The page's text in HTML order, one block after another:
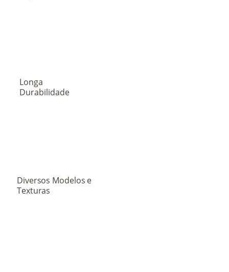
Longa
Durabilidade
Diversos Modelos e
Texturas